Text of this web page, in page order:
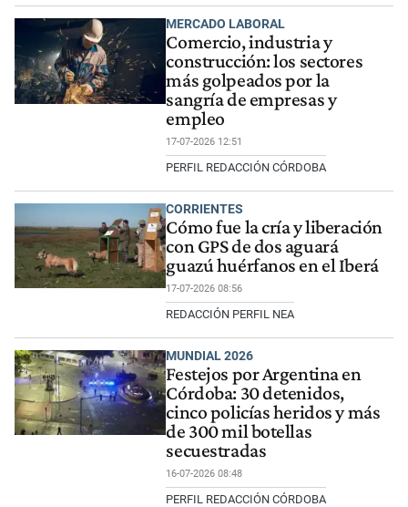
MERCADO LABORAL
Comercio, industria y
construcción: los sectores
más golpeados por la
sangría de empresas y
empleo
17-07-2026 12:51
PERFIL REDACCIÓN CÓRDOBA
CORRIENTES
Cómo fue la cría y liberación
con GPS de dos aguará
guazú huérfanos en el Iberá
17-07-2026 08:56
REDACCIÓN PERFIL NEA
MUNDIAL 2026
Festejos por Argentina en
Córdoba: 30 detenidos,
cinco policías heridos y más
de 300 mil botellas
secuestradas
16-07-2026 08:48
PERFIL REDACCIÓN CÓRDOBA